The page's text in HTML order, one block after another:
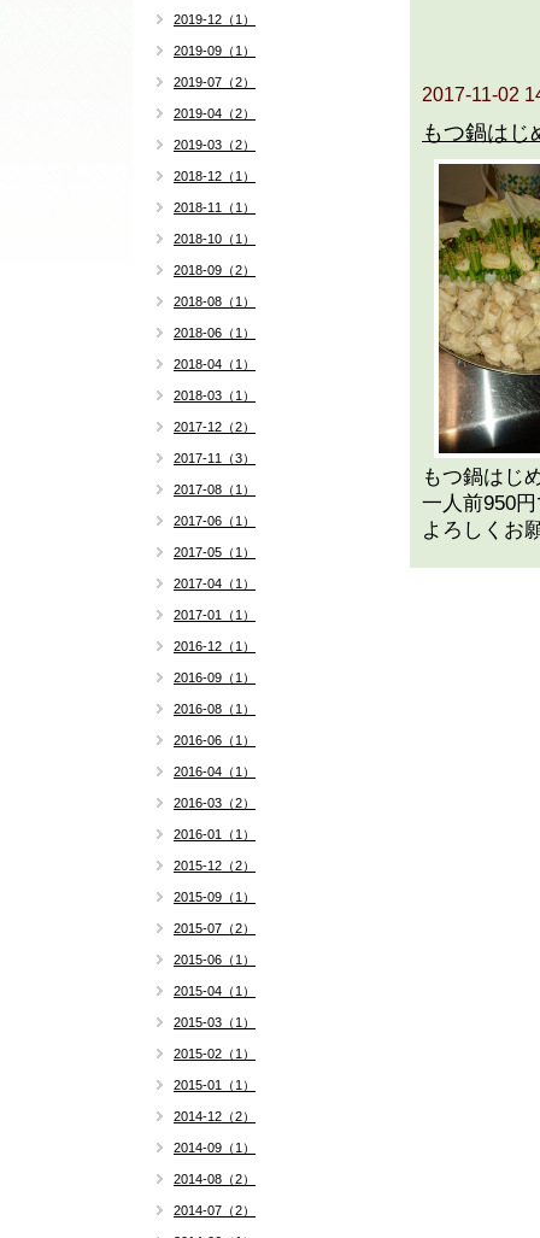
2017-11-02
もつ鍋はじ
もつ鍋はじ
一人前950
よろしくお
2019-12（1）
2019-09（1）
2019-07（2）
2019-04（2）
2019-03（2）
2018-12（1）
2018-11（1）
2018-10（1）
2018-09（2）
2018-08（1）
2018-06（1）
2018-04（1）
2018-03（1）
2017-12（2）
2017-11（3）
2017-08（1）
2017-06（1）
2017-05（1）
2017-04（1）
2017-01（1）
2016-12（1）
2016-09（1）
2016-08（1）
2016-06（1）
2016-04（1）
2016-03（2）
2016-01（1）
2015-12（2）
2015-09（1）
2015-07（2）
2015-06（1）
2015-04（1）
2015-03（1）
2015-02（1）
2015-01（1）
2014-12（2）
2014-09（1）
2014-08（2）
2014-07（2）